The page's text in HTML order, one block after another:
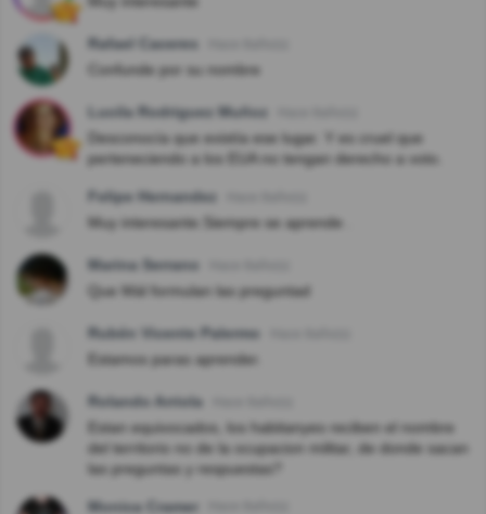
Rafael Caceres
Confunde por su nombre
Lucila Rodriguez Muñoz
Desconocía que existía ese lugar. Y es cruel que
perteneciendo a los EUA no tengan derecho a voto.
Felipe Hernandez
Muy interesante.Siempre se aprende .
Marina Serrano
Que Mál formulan las preguntad
Rubén Vicente Palermo
Estamos paras aprender.
Rolando Arriola
Estan equivocados, los habitanyes reciben el nombre
del territorio no de la ocupacion militar, de donde sacan
las preguntas y respuestas?
Monica Cramer